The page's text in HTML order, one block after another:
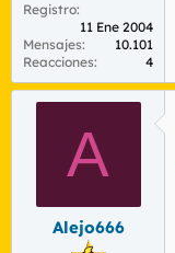
Registro
11 Ene 2004
Mensajes
10.101
Reacciones
4
A
Alejo666